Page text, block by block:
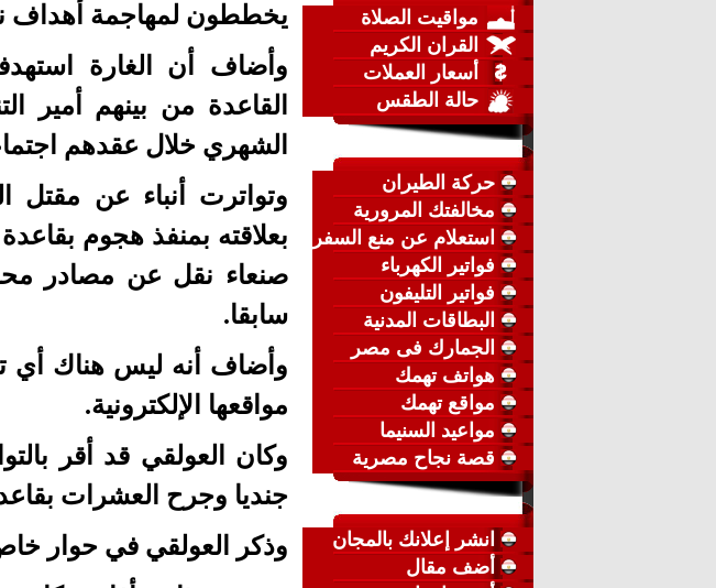
مواقيت الصلاة
القران الكريم
أسعار العملات
حالة الطقس
حركة الطيران
مخالفتك المرورية
استعلام عن منع السفر
فواتير الكهرباء
فواتير التليفون
البطاقات المدنية
الجمارك فى مصر
هواتف تهمك
مواقع تهمك
مواعيد السنيما
قصة نجاح مصرية
انشر إعلانك بالمجان
أضف مقال
يخططون لمهاجمة أهداف
وأضاف أن الغارة
القاعدة من بينهم أمير
الشهري خلال عقدهم
وتواترت أنباء عن مقتل
بعلاقته بمنفذ هجوم
صنعاء نقل عن مصادر
سابقا.
وأضاف أنه ليس هناك أي
مواقعها الإلكترونية.
جنديا وجرح العشرات
وذكر العولقي في حوار